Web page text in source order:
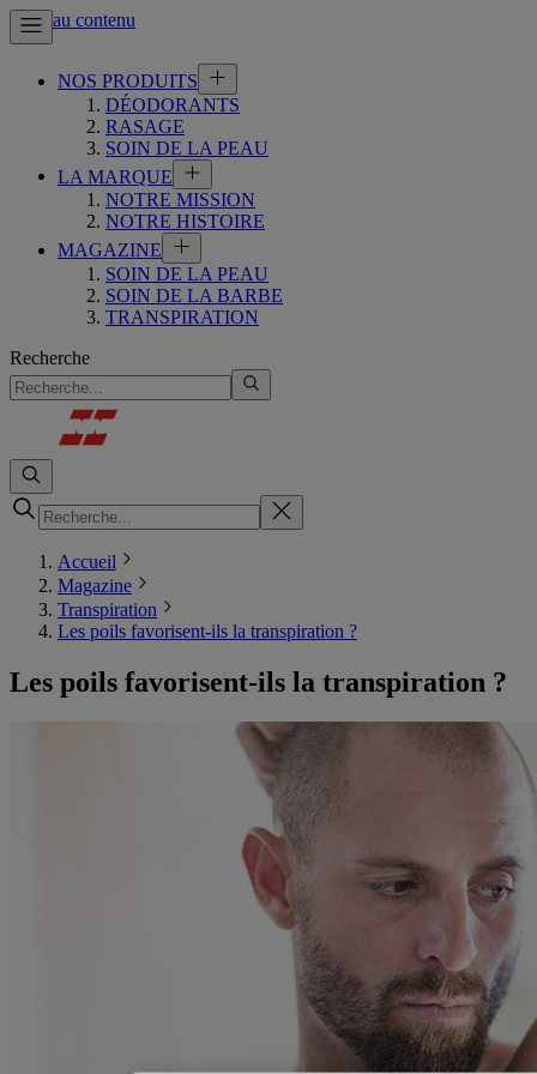
Aller au contenu
NOS PRODUITS
DÉODORANTS
RASAGE
SOIN DE LA PEAU
LA MARQUE
NOTRE MISSION
NOTRE HISTOIRE
MAGAZINE
SOIN DE LA PEAU
SOIN DE LA BARBE
TRANSPIRATION
Recherche
Accueil
Magazine
Transpiration
Les poils favorisent-ils la transpiration ?
Les poils favorisent-ils la transpiration ?